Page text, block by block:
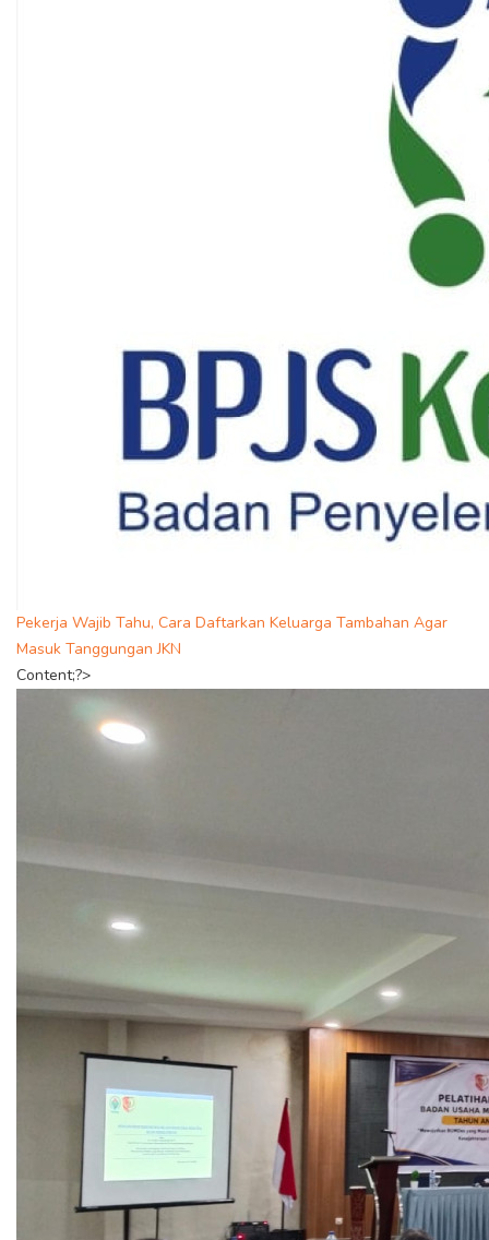
Pekerja Wajib Tahu, Cara Daftarkan Keluarga Tambahan Agar
Masuk Tanggungan JKN
Content;?>